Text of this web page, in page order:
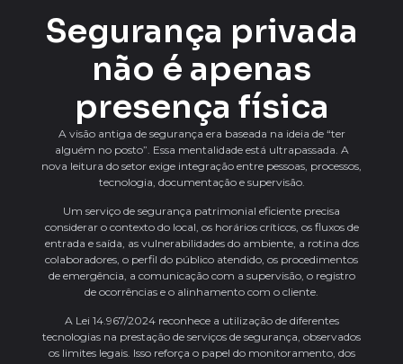
Segurança privada
não é apenas
presença física
A visão antiga de segurança era baseada na ideia de “ter
alguém no posto”. Essa mentalidade está ultrapassada. A
nova leitura do setor exige integração entre pessoas, processos,
tecnologia, documentação e supervisão.
Um serviço de segurança patrimonial eficiente precisa
considerar o contexto do local, os horários críticos, os fluxos de
entrada e saída, as vulnerabilidades do ambiente, a rotina dos
colaboradores, o perfil do público atendido, os procedimentos
de emergência, a comunicação com a supervisão, o registro
de ocorrências e o alinhamento com o cliente.
A Lei 14.967/2024 reconhece a utilização de diferentes
tecnologias na prestação de serviços de segurança, observados
os limites legais. Isso reforça o papel do monitoramento, dos